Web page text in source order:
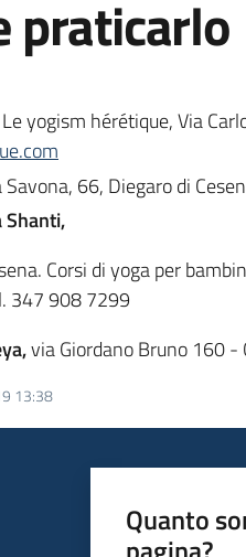
praticarlo
yogism hérétique, Via
Savona, 66, Diegaro di
Shanti,
Corsi di yoga per
347 908 7299
via Giordano Bruno 160
13:38
Quanto